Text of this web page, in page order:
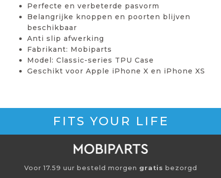
Perfecte en verbeterde pasvorm
Belangrijke knoppen en poorten blijven
beschikbaar
Anti slip afwerking
Fabrikant: Mobiparts
Model: Classic-series TPU Case
Geschikt voor Apple iPhone X en iPhone XS
FITS YOUR LIFE
Voor 17.59 uur besteld morgen gratis bezorgd